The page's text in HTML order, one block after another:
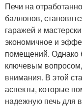
Печка для
Печи в гараже
Печи на
баллонов,
гаражей и
экономичное и
помещений. Однако
ключевым
внимания. В этой
аспекты, которые
надежную печь для